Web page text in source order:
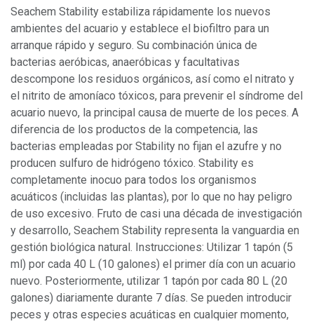
Seachem Stability estabiliza rápidamente los nuevos
ambientes del acuario y establece el biofiltro para un
arranque rápido y seguro. Su combinación única de
bacterias aeróbicas, anaeróbicas y facultativas
descompone los residuos orgánicos, así como el nitrato y
el nitrito de amoníaco tóxicos, para prevenir el síndrome del
acuario nuevo, la principal causa de muerte de los peces. A
diferencia de los productos de la competencia, las
bacterias empleadas por Stability no fijan el azufre y no
producen sulfuro de hidrógeno tóxico. Stability es
completamente inocuo para todos los organismos
acuáticos (incluidas las plantas), por lo que no hay peligro
de uso excesivo. Fruto de casi una década de investigación
y desarrollo, Seachem Stability representa la vanguardia en
gestión biológica natural. Instrucciones: Utilizar 1 tapón (5
ml) por cada 40 L (10 galones) el primer día con un acuario
nuevo. Posteriormente, utilizar 1 tapón por cada 80 L (20
galones) diariamente durante 7 días. Se pueden introducir
peces y otras especies acuáticas en cualquier momento,